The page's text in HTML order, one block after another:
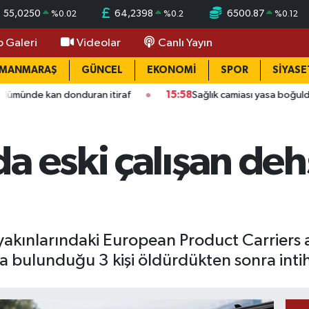
55,0250 %0.02 64,2398 %0.2 6500.87 %0.12
Galeri Videolar Canlı Yayın
GÜNCEL EKONOMİ SPOR
donduran itiraf 15:58 Sağlık camiası yasa boğuldu:
eski çalışan
European Product Carriers
bulunduğu 3 kişi öldürdükten sonra